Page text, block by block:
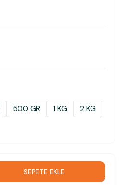
500 GR 1 KG
2 KG
SEPETE EKLE